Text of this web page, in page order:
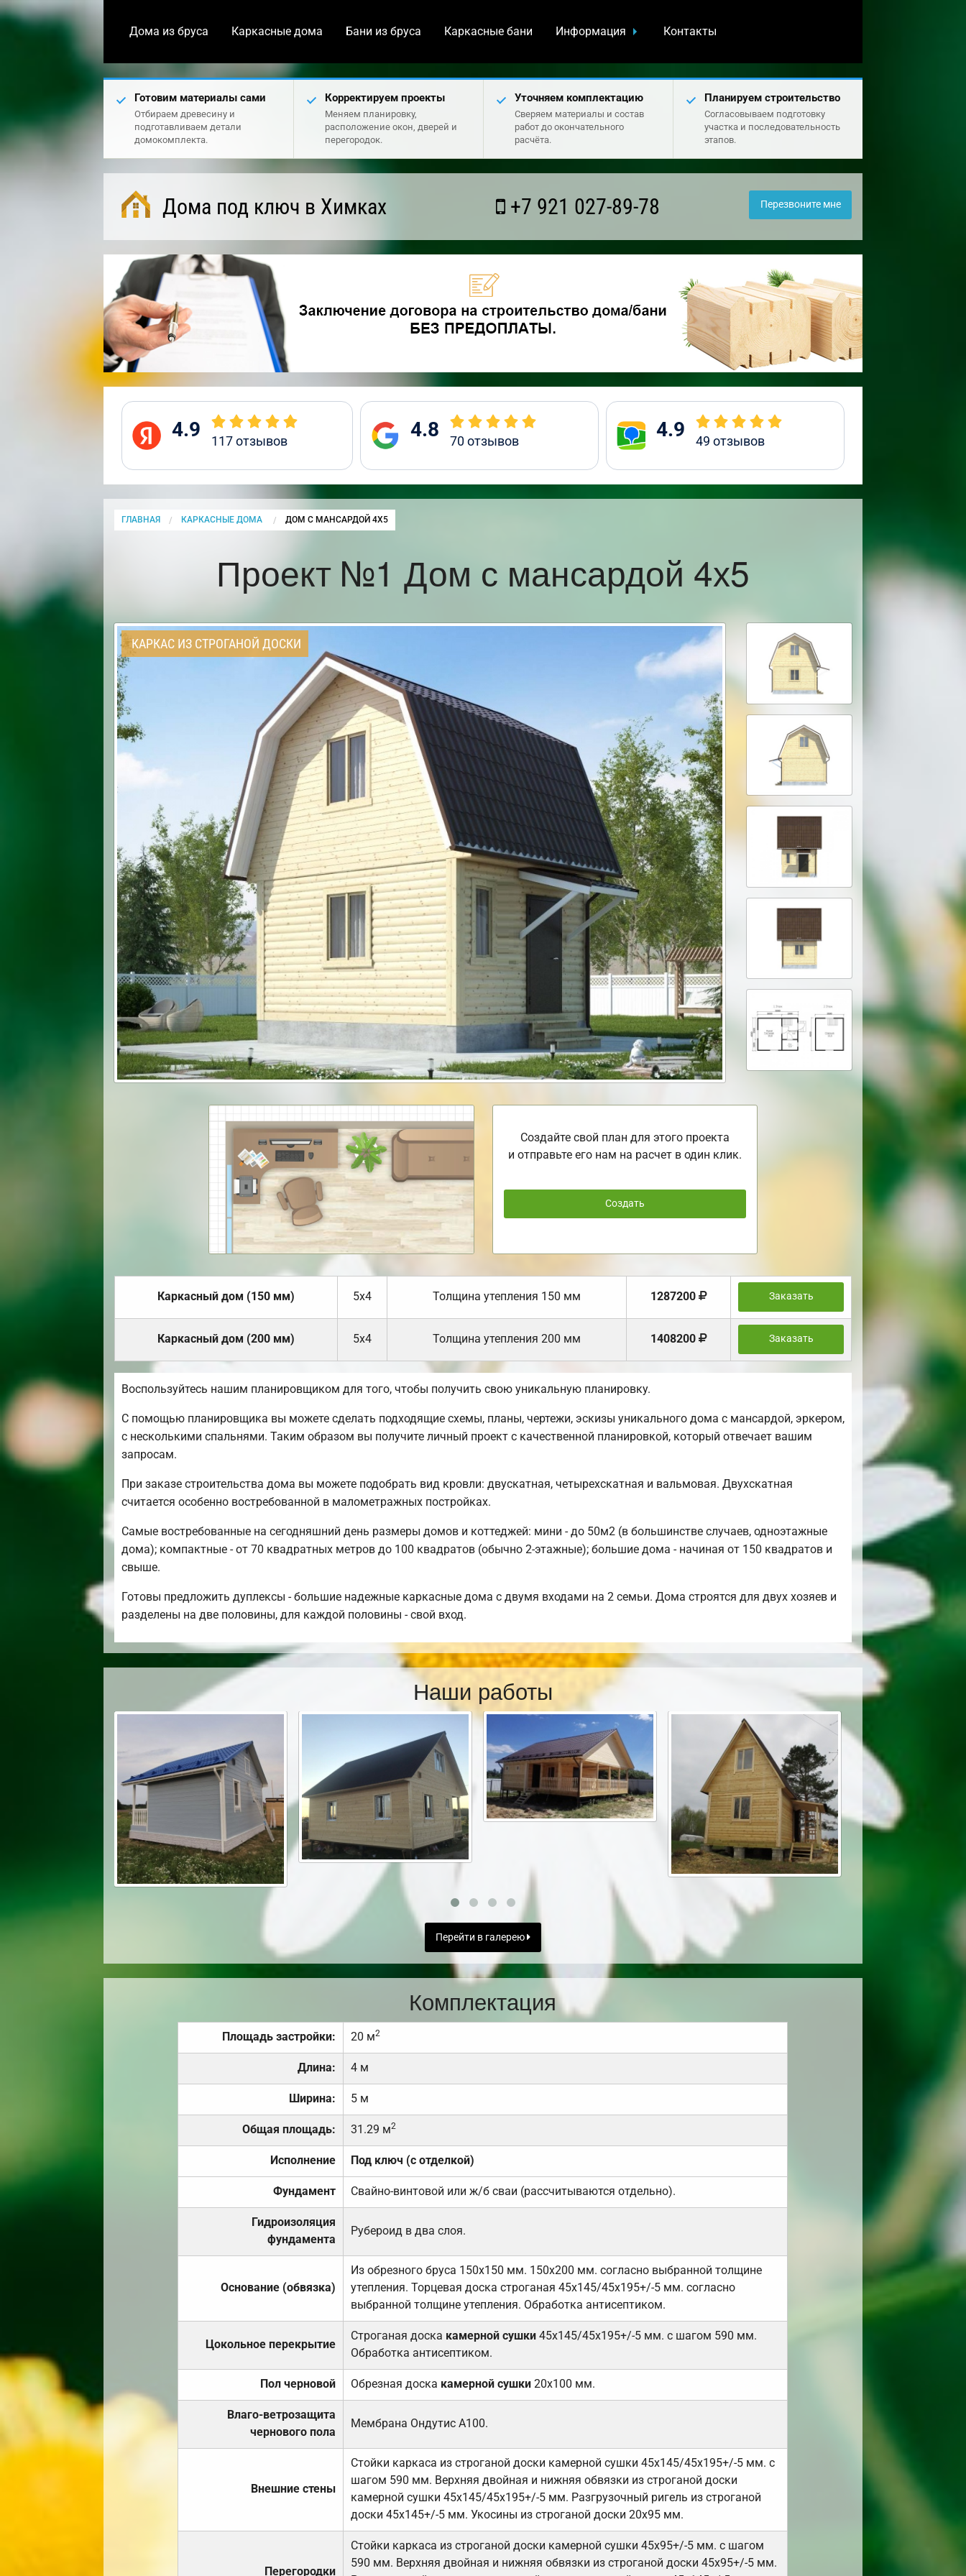
Дома из бруса Каркасные дома Бани из бруса Каркасные бани Информация Контакты
Готовим материалы сами
Отбираем древесину и
подготавливаем детали
домокомплекта.
Корректируем проекты
Меняем планировку,
расположение окон, дверей и
перегородок.
Уточняем комплектацию
Сверяем материалы и состав
работ до окончательного
расчёта.
Планируем строительство
Согласовываем подготовку
участка и последовательность
этапов.
Дома под ключ в Химках +7 921 027-89-78 Перезвоните мне
4.9 117отзывов 4.8 70отзывов 4.9 49 отзывов
ГЛАВНАЯ КАРКАСНЫЕ ДОМА CURRENT:
ДОМ С МАНСАРДОЙ 4Х5
Проект №1 Дом с мансардой 4х5
КАРКАС ИЗ СТРОГАНОЙ ДОСКИ
Создайте свой план для этого проекта
и отправьте его нам на расчет в один клик.
Создать
Каркасный дом (150 мм) 5х4 Толщина утепления 150 мм 1287200 Заказать
Каркасный дом (200 мм) 5х4 Толщина утепления 200 мм 1408200 Заказать
Воспользуйтесь нашим планировщиком для того, чтобы получить свою уникальную планировку.
С помощью планировщика вы можете сделать подходящие схемы, планы, чертежи, эскизы уникального дома с мансардой, эркером,
с несколькими спальнями. Таким образом вы получите личный проект с качественной планировкой, который отвечает вашим
запросам.
При заказе строительства дома вы можете подобрать вид кровли: двускатная, четырехскатная и вальмовая. Двухскатная
считается особенно востребованной в малометражных постройках.
Самые востребованные на сегодняшний день размеры домов и коттеджей: мини - до 50м2 (в большинстве случаев, одноэтажные
дома); компактные - от 70 квадратных метров до 100 квадратов (обычно 2-этажные); большие дома - начиная от 150 квадратов и
свыше.
Готовы предложить дуплексы - большие надежные каркасные дома с двумя входами на 2 семьи. Дома строятся для двух хозяев и
разделены на две половины, для каждой половины - свой вход.
Наши работы
Перейти в галерею
Комплектация
Площадь застройки: 20 м2
Длина: 4 м
Ширина: 5 м
Общая площадь: 31.29 м2
Исполнение Под ключ (с отделкой)
Фундамент Свайно-винтовой или ж/б сваи (рассчитываются отдельно).
Гидроизоляция
фундамента
Рубероид в два слоя.
Основание (обвязка)
Из обрезного бруса 150х150 мм. 150х200 мм. согласно выбранной толщине
утепления. Торцевая доска строганая 45х145/45х195+/-5 мм. согласно
выбранной толщине утепления. Обработка антисептиком.
Цокольное перекрытие
Строганая доска камерной сушки 45х145/45х195+/-5 мм. с шагом 590 мм.
Обработка антисептиком.
Пол черновой Обрезная доска камерной сушки20х100 мм.
Влаго-ветрозащита
чернового пола
Мембрана Ондутис А100.
Внешние стены
Стойки каркаса из строганой доски камерной сушки 45х145/45х195+/-5 мм. с
шагом 590 мм. Верхняя двойная и нижняя обвязки из строганой доски
камерной сушки 45х145/45х195+/-5 мм. Разгрузочный ригель из строганой
доски 45х145+/-5 мм. Укосины из строганой доски 20х95 мм.
Перегородки
Стойки каркаса из строганой доски камерной сушки 45х95+/-5 мм. с шагом
590 мм. Верхняя двойная и нижняя обвязки из строганой доски 45х95+/-5 мм.